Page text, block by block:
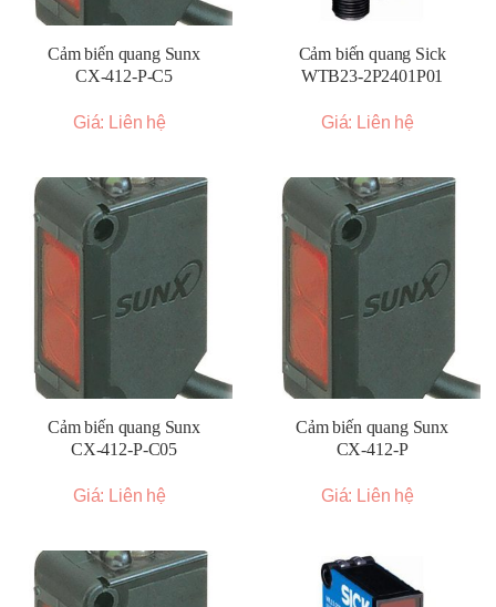
Cảm biến quang Sunx
CX-412-P-C5
Giá: Liên hệ
Cảm biến quang Sick
WTB23-2P2401P01
Giá: Liên hệ
Cảm biến quang Sunx
CX-412-P-C05
Giá: Liên hệ
Cảm biến quang Sunx
CX-412-P
Giá: Liên hệ